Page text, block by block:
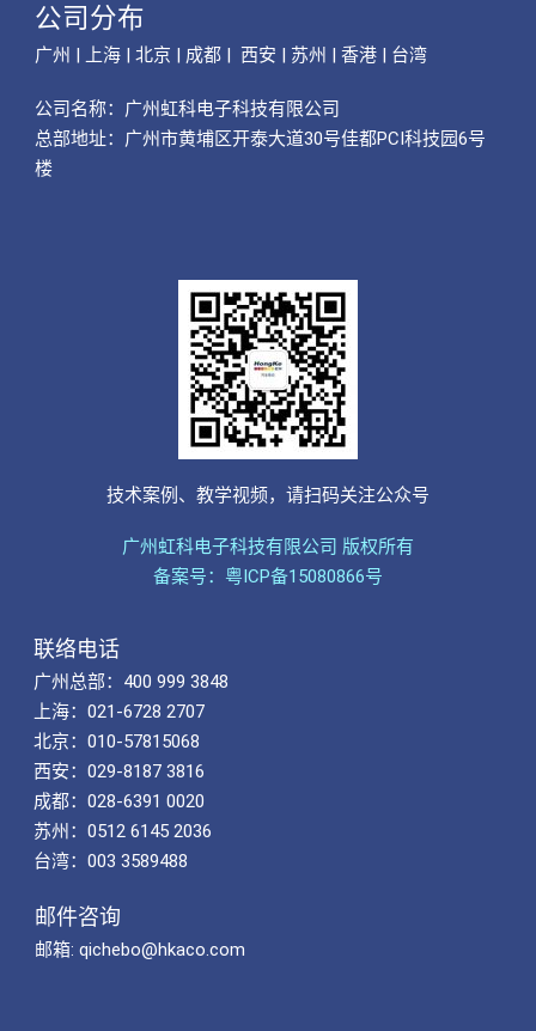
公司分布
广州 | 上海 | 北京 | 成都 | 西安 | 苏州 | 香港 | 台湾
公司名称： 广州虹科电子科技有限公司
总部地址：广州市黄埔区开泰大道30号佳都PCI科技园6号
楼
技术案例、教学视频，请扫码关注公众号
广州虹科电子科技有限公司 版权所有
备案号：粤ICP备15080866号
联络电话
广州总部：400 999 3848
上海：021-6728 2707
北京：010-57815068
西安：029-8187 3816
成都：028-6391 0020
苏州：0512 6145 2036
台湾：003 3589488
邮件咨询
邮箱: qichebo@hkaco.com